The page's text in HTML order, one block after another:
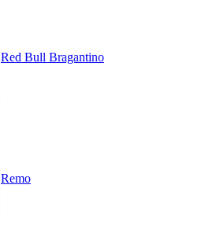
Red Bull Bragantino
Remo